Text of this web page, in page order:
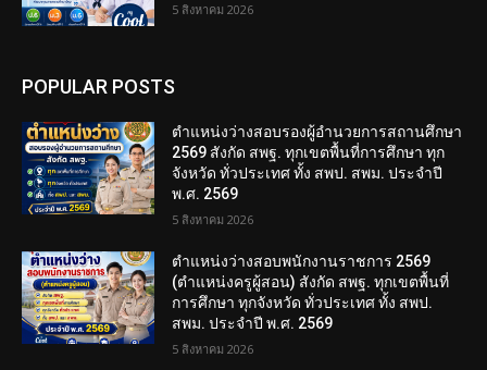
5 สิงหาคม 2026
POPULAR POSTS
ตำแหน่งว่างสอบรองผู้อำนวยการสถานศึกษา
2569 สังกัด สพฐ. ทุกเขตพื้นที่การศึกษา ทุก
จังหวัด ทั่วประเทศ ทั้ง สพป. สพม. ประจำปี
พ.ศ. 2569
5 สิงหาคม 2026
ตำแหน่งว่างสอบพนักงานราชการ 2569
(ตำแหน่งครูผู้สอน) สังกัด สพฐ. ทุกเขตพื้นที่
การศึกษา ทุกจังหวัด ทั่วประเทศ ทั้ง สพป.
สพม. ประจำปี พ.ศ. 2569
5 สิงหาคม 2026